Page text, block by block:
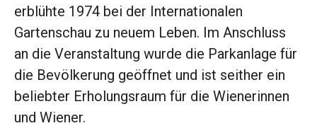
erblühte 1974 bei der Internationalen
Gartenschau zu neuem Leben. Im Anschluss
an die Veranstaltung wurde die Parkanlage für
die Bevölkerung geöffnet und ist seither ein
beliebter Erholungsraum für die Wienerinnen
und Wiener.